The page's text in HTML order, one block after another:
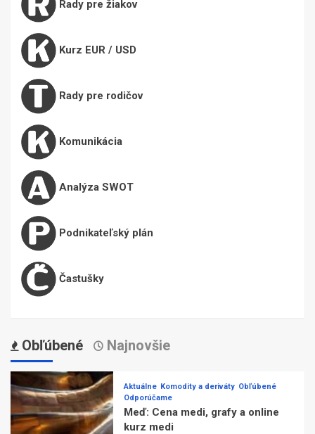
Rady pre žiakov
Kurz EUR / USD
Rady pre rodičov
Komunikácia
Analýza SWOT
Podnikateľský plán
Častušky
Obľúbené Najnovšie
Aktuálne Komodity a deriváty Obľúbené
Odporúčame
Meď: Cena medi, grafy a online
kurz medi